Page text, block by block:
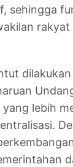
sehingga
lebih